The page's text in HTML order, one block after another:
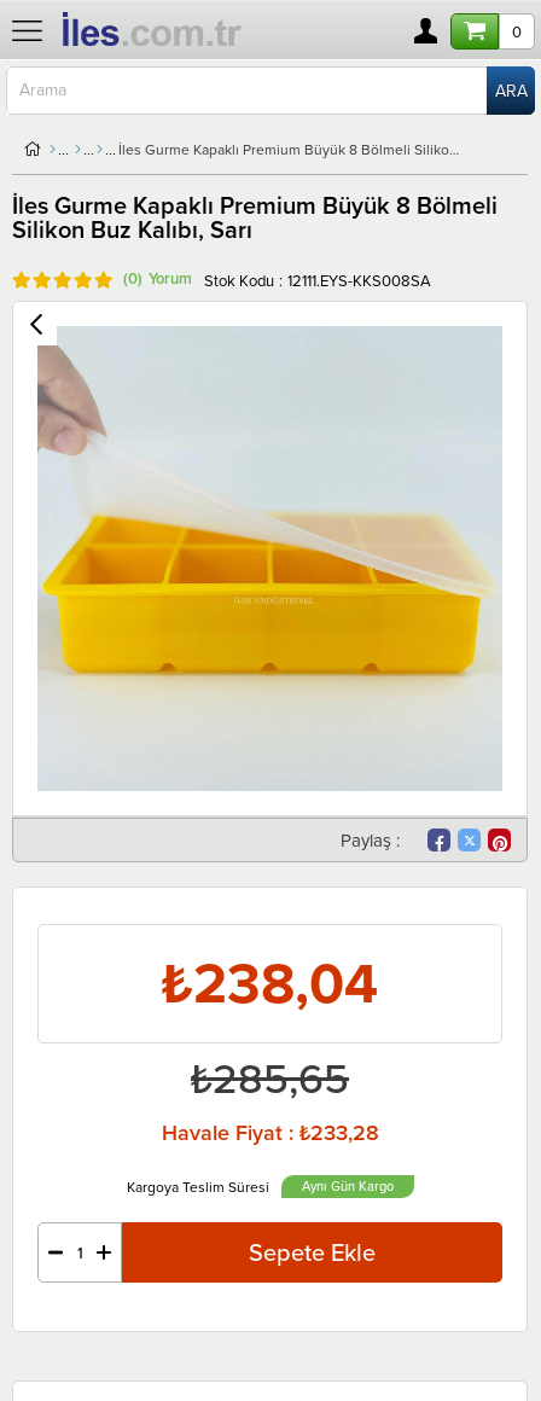
0
İles Gurme Kapaklı Premium Büyük 8 Bölmeli Silikon Buz Kalıbı, Sarı
İles Gurme Kapaklı Premium Büyük 8 Bölmeli
Silikon Buz Kalıbı, Sarı
(0) Stok Kodu 12111.EYS-KKS008SA
Paylaş :
₺238,04
₺285,65
Havale Fiyat : ₺233,28
Aynı Gün